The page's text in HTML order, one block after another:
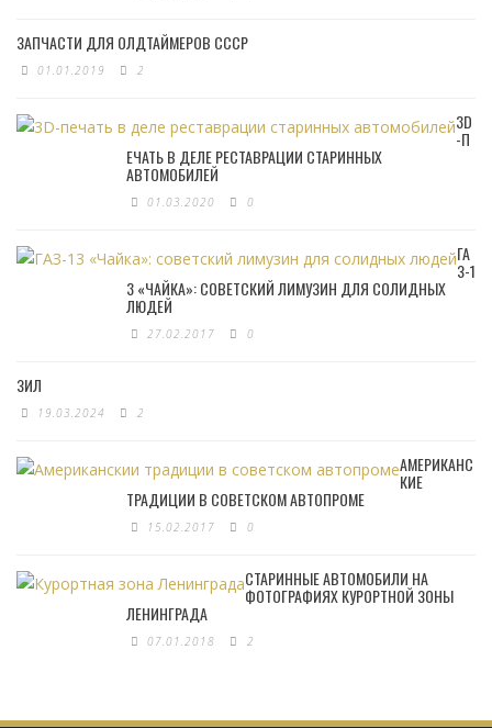
ЗАПЧАСТИ ДЛЯ ОЛДТАЙМЕРОВ СССР
01.01.2019 2
3D
-П
ЕЧАТЬ В ДЕЛЕ РЕСТАВРАЦИИ СТАРИННЫХ
АВТОМОБИЛЕЙ
01.03.2020 0
ГА
З-1
3 «ЧАЙКА»: СОВЕТСКИЙ ЛИМУЗИН ДЛЯ СОЛИДНЫХ
ЛЮДЕЙ
27.02.2017 0
ЗИЛ
19.03.2024 2
АМЕРИКАНС
КИЕ
ТРАДИЦИИ В СОВЕТСКОМ АВТОПРОМЕ
15.02.2017 0
СТАРИННЫЕ АВТОМОБИЛИ НА
ФОТОГРАФИЯХ КУРОРТНОЙ ЗОНЫ
ЛЕНИНГРАДА
07.01.2018 2